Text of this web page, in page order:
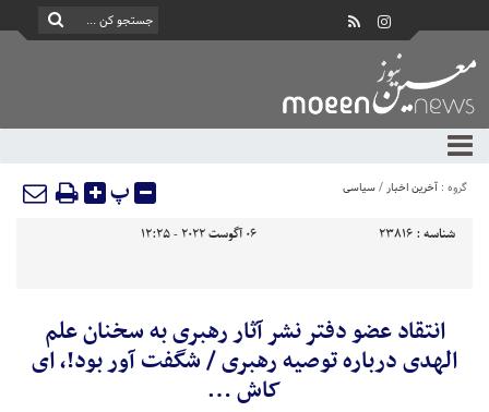
گروه : آخرین اخبار/سیاسی پ
شناسه : 23816 06 آگوست 2022 - 12:25
انتقاد عضو دفتر نشر آثار رهبری به سخنان علم
الهدی درباره توصیه رهبری / شگفت آور بود!، ای
کاش …